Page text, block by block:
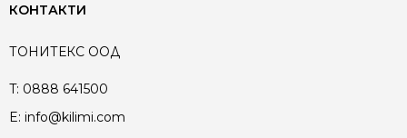
КОНТАКТИ
ТОНИТЕКС ООД
T: 0888 641500
E: info@kilimi.com